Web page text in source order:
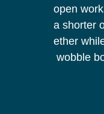
open
a shorter
ether
wobble